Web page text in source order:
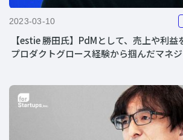
2023-03-10
【estie 勝田氏】PdMとして、売上や利
プロダクトグロース経験から掴んだマネ